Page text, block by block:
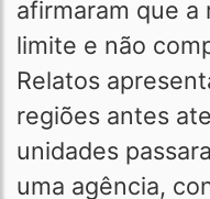
afirmaram que a
limite e não
Relatos
regiões antes
unidades
uma agência,